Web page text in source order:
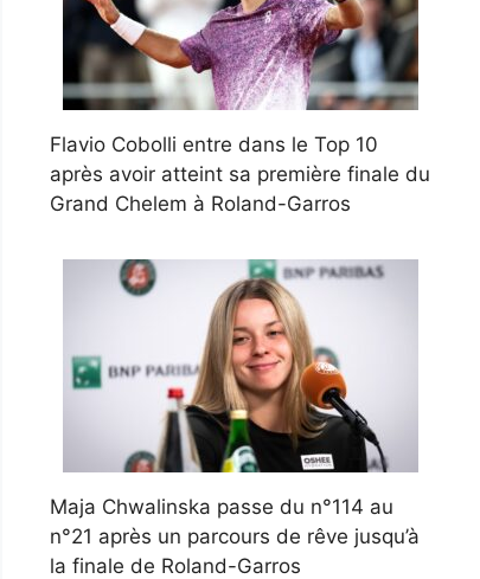
Flavio Cobolli entre dans le Top 10
après avoir atteint sa première finale du
Grand Chelem à Roland-Garros
Maja Chwalinska passe du n°114 au
n°21 après un parcours de rêve jusqu’à
la finale de Roland-Garros